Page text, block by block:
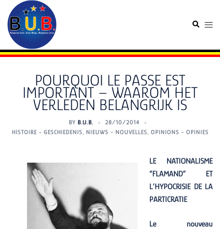
content
Search
POURQUOI LE PASSE EST
IMPORTANT – WAAROM HET
VERLEDEN BELANGRIJK IS
BY B.U.B.
28/10/2014
HISTOIRE - GESCHIEDENIS, NIEUWS - NOUVELLES, OPINIONS - OPINIES
LENATIONALISME
“FLAMAND” ET
L’HYPOCRISIE DE LA
PARTICRATIE
Le nouveau